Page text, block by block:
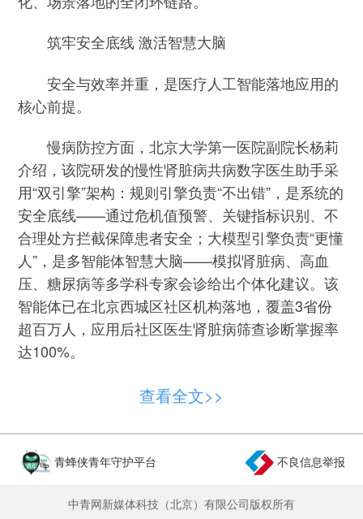
筑牢安全底线 激活智慧大脑
安全与效率并重，是医疗人工智能落地应用的
核心前提。
慢病防控方面，北京大学第一医院副院长杨莉
介绍，该院研发的慢性肾脏病共病数字医生助手采
用“双引擎”架构：规则引擎负责“不出错”，是系统的
安全底线——通过危机值预警、关键指标识别、不
合理处方拦截保障患者安全；大模型引擎负责“更懂
人”，是多智能体智慧大脑——模拟肾脏病、高血
压、糖尿病等多学科专家会诊给出个体化建议。该
智能体已在北京西城区社区机构落地，覆盖3省份
超百万人，应用后社区医生肾脏病筛查诊断掌握率
达100%。
针对放射科报告积压、漏诊风险高的问题，北
2.0”——覆盖头CT近百种疾病的全流程诊断系统，
报告生成时间缩短至1分钟内，诊断准确率近
生水平，目前已在全国14个省市40余家医疗机构应
查看全文>>
青蜂侠青年守护平台 不良信息举报
中青网新媒体科技（北京）有限公司版权所有